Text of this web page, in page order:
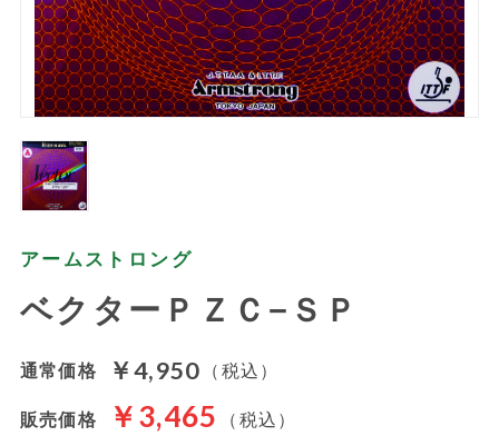
アームストロング
ベクターＰＺＣ−ＳＰ
通常価格 ￥4,950 （税込）
販売価格 ￥3,465 （税込）